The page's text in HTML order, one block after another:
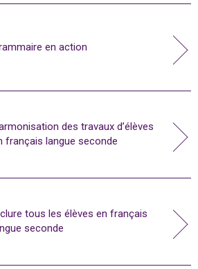
en action
des travaux d’élèves
français langue seconde
tous les élèves en français
seconde